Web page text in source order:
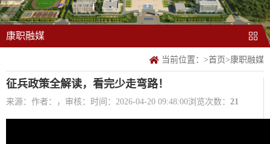
康职融媒
当前位置： >首页>康职融媒
征兵政策全解读，看完少走弯路！
来源： 作者：，审核： 时间：2026-04-20 09:48:00浏览次数： 21